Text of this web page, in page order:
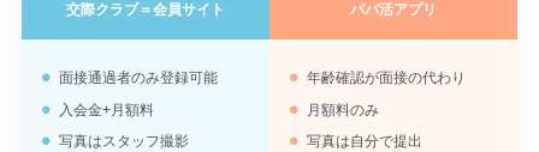
交際クラブ＝会員サイト パパ活アプリ
面接通過者のみ登録可能
入会金+月額料
写真はスタッフ撮影
年齢確認が面接の代わり
月額料のみ
写真は自分で提出